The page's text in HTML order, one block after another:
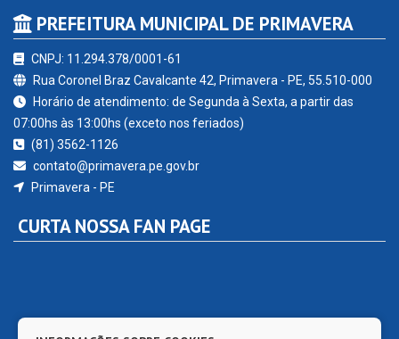
PREFEITURA MUNICIPAL DE PRIMAVERA
CNPJ: 11.294.378/0001-61
Rua Coronel Braz Cavalcante 42, Primavera - PE, 55.510-000
Horário de atendimento: de Segunda à Sexta, a partir das
07:00hs às 13:00hs (exceto nos feriados)
(81) 3562-1126
contato@primavera.pe.gov.br
Primavera - PE
CURTA NOSSA FAN PAGE